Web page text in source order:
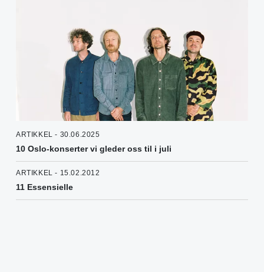
ARTIKKEL - 30.06.2025
10 Oslo-konserter vi gleder oss til i juli
ARTIKKEL - 15.02.2012
11 Essensielle